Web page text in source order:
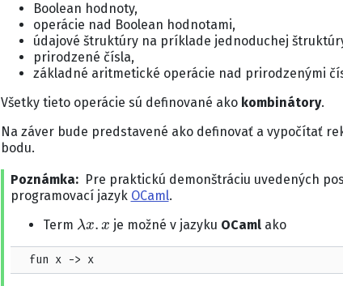
Boolean hodnoty,
operácie nad Boolean hodnotami,
údajové štruktúry na príklade jednoduchej
prirodzené čísla,
základné aritmetické operácie nad prirodzenými
Všetky tieto operácie sú definované ako kombinátory.
Na záver bude predstavené ako definovať a vypočítať
bodu.
Poznámka
Pre praktickú demonštráciu uvedených
programovací jazyk OCaml.
Term
λ
je možné v jazyku OCamlako
  fun x -> x